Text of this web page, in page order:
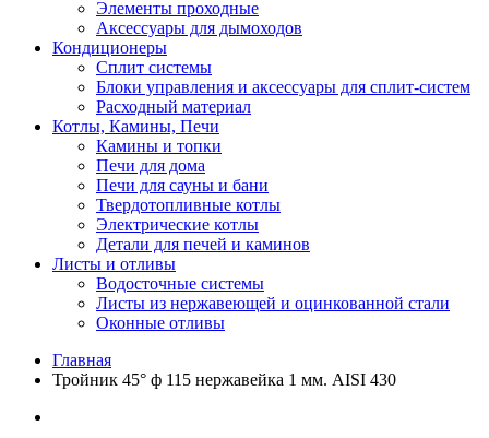
Элементы проходные
Аксессуары для дымоходов
Кондиционеры
Сплит системы
Блоки управления и аксессуары для сплит-систем
Расходный материал
Котлы, Камины, Печи
Камины и топки
Печи для дома
Печи для сауны и бани
Твердотопливные котлы
Электрические котлы
Детали для печей и каминов
Листы и отливы
Водосточные системы
Листы из нержавеющей и оцинкованной стали
Оконные отливы
Главная
Тройник 45° ф 115 нержавейка 1 мм. AISI 430